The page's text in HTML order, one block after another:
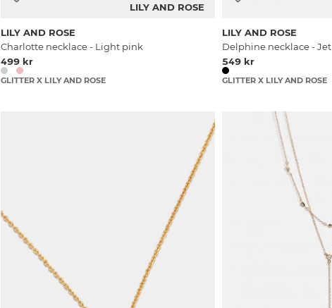
LILY AND ROSE
LILY AND ROSE
Charlotte necklace - Light pink
499 kr
GLITTER X LILY AND ROSE
LILY AND ROSE
Delphine necklace - Jet
549 kr
GLITTER X LILY AND ROSE